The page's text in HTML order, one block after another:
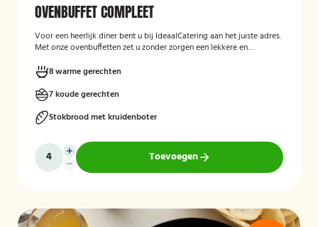
OVENBUFFET COMPLEET
Voor een heerlijk diner bent u bij IdeaalCatering aan het juiste adres.
Met onze ovenbuffetten zet u zonder zorgen een lekkere en
personen is een ovenbuffet Ideaal!
8 warme gerechten
7 koude gerechten
Stokbrood met kruidenboter
Toevoegen